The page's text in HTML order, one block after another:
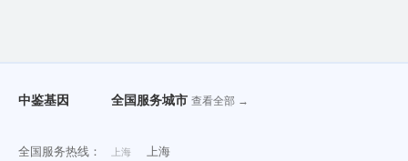
中鉴基因
全国服务热线：
全国服务城市 查看全部 →
上海 上海